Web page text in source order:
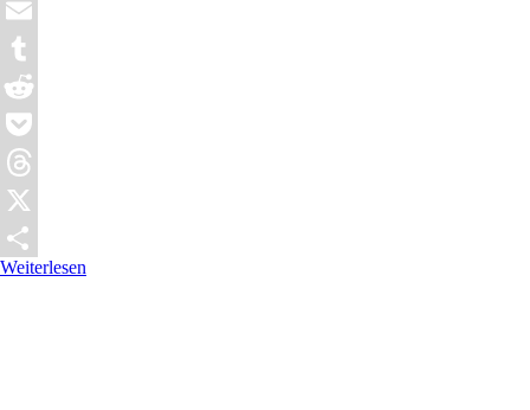
WhatsApp
Email
Tumblr
Reddit
Pocket
Threads
X
Teilen
Weiterlesen